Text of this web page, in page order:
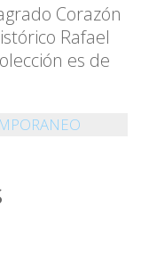
Corazón
Rafael
es de